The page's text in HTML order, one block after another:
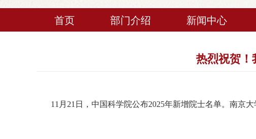
首页 部门介绍 新闻中心
热烈祝贺！
11 月 21 日，中国科学院公布2025年新增院士名单。南京